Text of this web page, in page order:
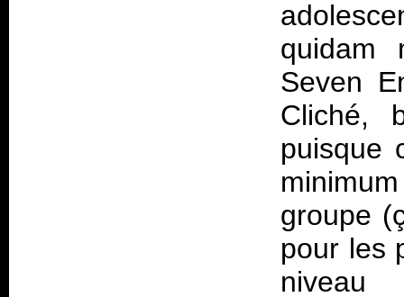
quidam
Seven
Cliché,
puisque
groupe
pour les
niveau